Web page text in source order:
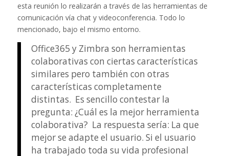
esta reunión lo realizarán a través de las herramientas de
comunicación vía chat y videoconferencia. Todo lo
mencionado, bajo el mismo entorno.
Office365 y Zimbra son herramientas
colaborativas con ciertas características
similares pero también con otras
características completamente
distintas. Es sencillo contestar la
pregunta: ¿Cuál es la mejor herramienta
colaborativa? La respuesta sería: La que
mejor se adapte el usuario. Si el usuario
ha trabajado toda su vida profesional